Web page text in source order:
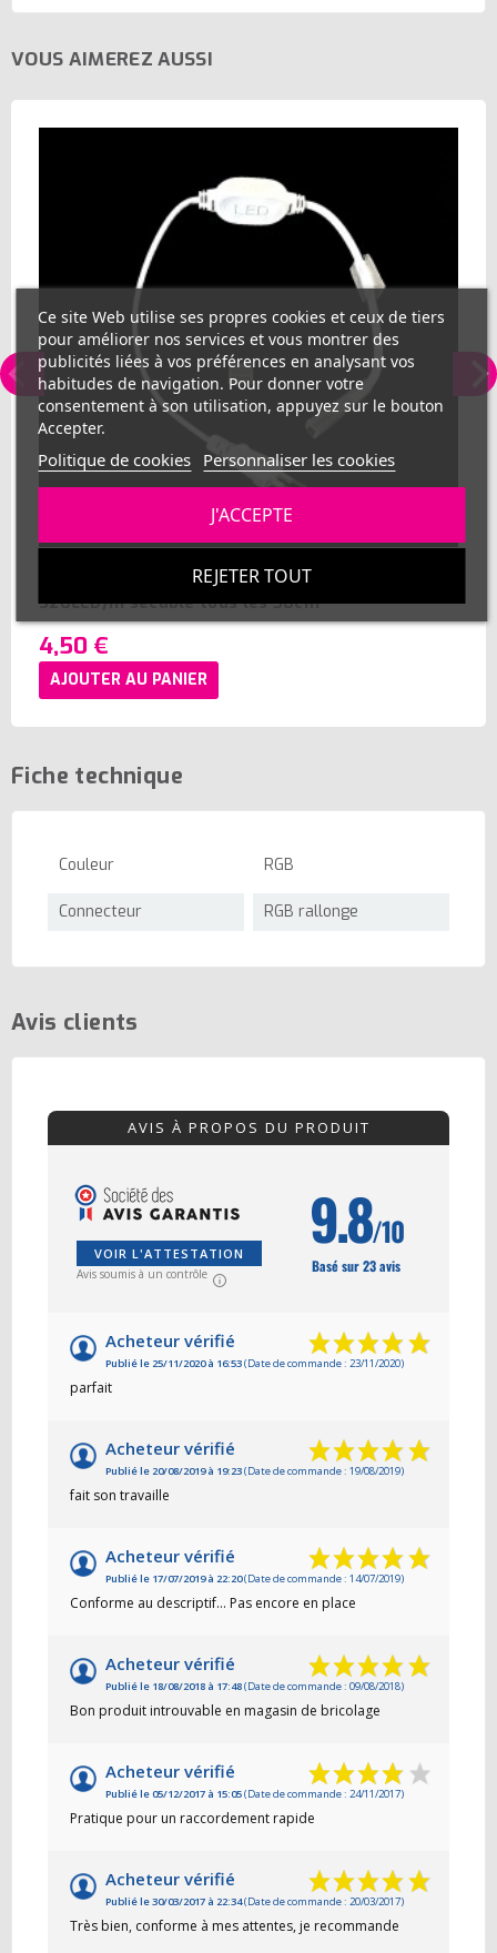
VOUS AIMEREZ AUSSI
Kit de connexion pour ruban LED COB 220V direct
320LED/m sécable tous les 50cm
4,50 €
AJOUTER AU PANIER
Fiche technique
Couleur RGB
Connecteur RGB rallonge
Avis clients
AVIS À PROPOS DU PRODUIT
VOIR L'ATTESTATION
Avis soumis à un contrôle
9.8/10
Basé sur 23 avis
Acheteur vérifié
Publié le 25/11/2020 à 16:53(Date de commande : 23/11/2020)
parfait
Acheteur vérifié
Publié le 20/08/2019 à 19:23(Date de commande : 19/08/2019)
fait son travaille
Acheteur vérifié
Publié le 17/07/2019 à 22:20(Date de commande : 14/07/2019)
Conforme au descriptif... Pas encore en place
Acheteur vérifié
Publié le 18/08/2018 à 17:48(Date de commande : 09/08/2018)
Bon produit introuvable en magasin de bricolage
Acheteur vérifié
Publié le 05/12/2017 à 15:05(Date de commande : 24/11/2017)
Pratique pour un raccordement rapide
Acheteur vérifié
Publié le 30/03/2017 à 22:34(Date de commande : 20/03/2017)
Très bien, conforme à mes attentes, je recommande
Ce site Web utilise ses propres cookies et ceux de tiers
pour améliorer nos services et vous montrer des
publicités liées à vos préférences en analysant vos
habitudes de navigation. Pour donner votre
consentement à son utilisation, appuyez sur le bouton
Accepter.
Politique de cookies Personnaliser les cookies
REJETER TOUT
J'ACCEPTE